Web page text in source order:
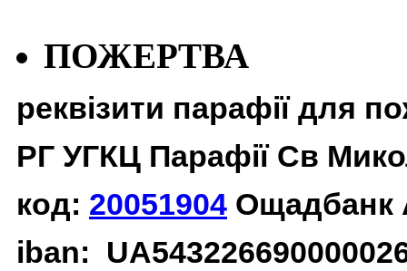
ПОЖЕРТВА
реквізити парафії для
РГ УГКЦ Парафії Св
код: 20051904 Ощадбанк
iban: